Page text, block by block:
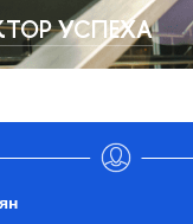
УСПЕХА